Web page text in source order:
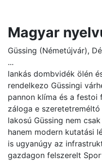
Magyar
Güssing (Németújvár),
...
lankás dombvidék ölén
rendelkezo Güssingi
pannon klíma és a festoi
záloga e
lakosú Güssing nem
hanem modern kutatási
is ugyanúgy az
gazdagon felszerelt